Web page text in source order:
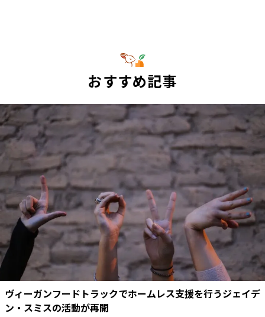
おすすめ記事
ヴィーガンフードトラックでホームレス支援を行うジェイデ
ン・スミスの活動が再開